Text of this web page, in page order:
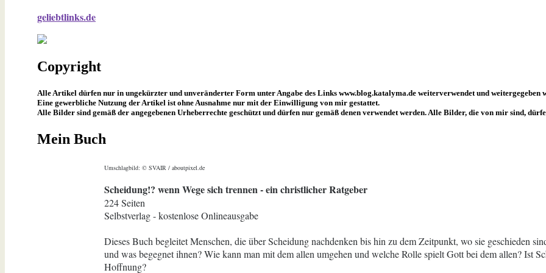
geliebtlinks.de
Copyright
Alle Artikel dürfen nur in ungekürzter und unveränderter Form unter Angabe des Links www.blog.katalyma.de weiterverwendet und weitergegeben
Eine gewerbliche Nutzung der Artikel ist ohne Ausnahme nur mit der Einwilligung von mir gestattet.
Alle Bilder sind gemäß der angegebenen Urheberrechte geschützt und dürfen nur gemäß denen verwendet werden. Alle Bilder, die von mir sind,
Mein Buch
Umschlagbild: © SVAIR / aboutpixel.de
Scheidung!? wenn Wege sich trennen - ein christlicher Ratgeber
224 Seiten
Selbstverlag - kostenlose Onlineausgabe
Dieses Buch begleitet Menschen, die über Scheidung nachdenken bis hin zu dem Zeitpunkt, wo sie geschieden
und was begegnet ihnen? Wie kann man mit dem allen umgehen und welche Rolle spielt Gott bei dem allen? Ist
Hoffnung?